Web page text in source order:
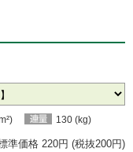
130 (kg)
準価格 220円 (税抜200円)